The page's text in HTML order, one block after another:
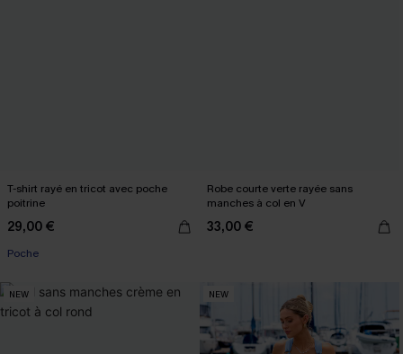
T-shirt rayé en tricot avec poche
poitrine
29,00 €
Poche
Robe courte verte rayée sans
manches à col en V
33,00 €
NEW NEW